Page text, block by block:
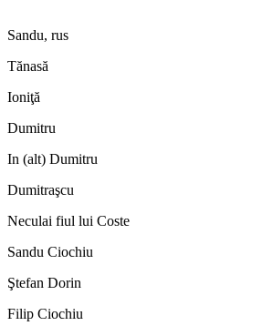
Sandu, rus
Tănasă
Ioniţă
Dumitru
In (alt) Dumitru
Dumitraşcu
Neculai fiul lui Coste
Sandu Ciochiu
Ştefan Dorin
Filip Ciochiu